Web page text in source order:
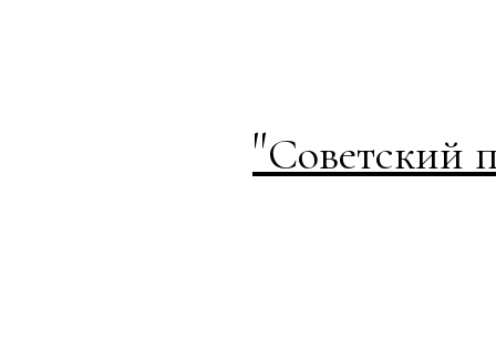
"Советский